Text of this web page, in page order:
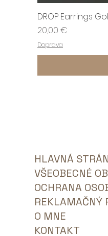
DROP Earrings
Cena
20,00 €
Doprava
HLAVNÁ
VŠEOBECNÉ
OCHRANA
REKLAMAČNÝ
O MNE
KONTAKT